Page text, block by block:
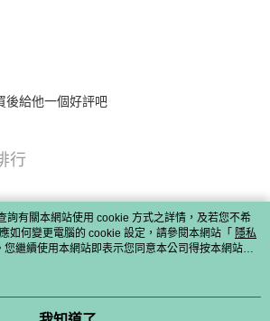
後給他一個好評吧
行
詢有關本網站使用 cookie 方式之詳情，及若您不希
如何變更電腦的 cookie 設定，請參閱本網站「 隱私
您繼續使用本網站即表示您同意本公司得按本網站使
。